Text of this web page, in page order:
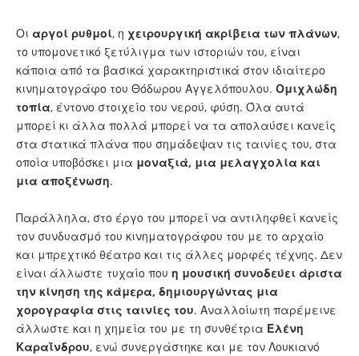
Οι αργοί ρυθμοί, η χειρουργική ακρίβεια των πλάνων,
το υπομονετικό ξετύλιγμα των ιστοριών του, είναι
κάποια από τα βασικά χαρακτηριστικά στον ιδιαίτερο
κινηματογράφο του Θόδωρου Αγγελόπουλου. Ομιχλώδη
τοπία, έντονο στοιχείο του νερού, φύση. Όλα αυτά
μπορεί κι άλλα πολλά μπορεί να τα απολαύσει κανείς
στα στατικά πλάνα που σημάδεψαν τις ταινίες του, στα
οποία υποβόσκει μια μοναξιά, μια μελαγχολία και
μια αποξένωση.
Παράλληλα, στο έργο του μπορεί να αντιληφθεί κανείς
τον συνδυασμό του κινηματογράφου του με το αρχαίο
και μπρεχτικό θέατρο και τις άλλες μορφές τέχνης. Δεν
είναι άλλωστε τυχαίο που η μουσική συνοδεύει άριστα
την κίνηση της κάμερα, δημιουργώντας μια
χορογραφία στις ταινίες του. Αναλλοίωτη παρέμεινε
άλλωστε και η χημεία του με τη συνθέτρια Ελένη
Καραΐνδρου, ενώ συνεργάστηκε και με τον Λουκιανό